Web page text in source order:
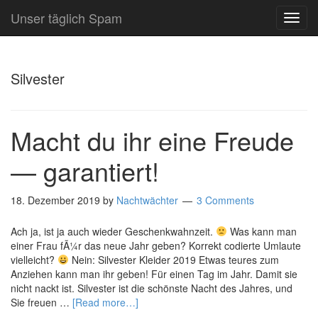
Unser täglich Spam
Silvester
Macht du ihr eine Freude
— garantiert!
18. Dezember 2019 by Nachtwächter 3 Comments
Ach ja, ist ja auch wieder Geschenkwahnzeit.
Was kann man
einer Frau fÃ¼r das neue Jahr geben? Korrekt codierte Umlaute
vielleicht?
Nein: Silvester Kleider 2019 Etwas teures zum
Anziehen kann man ihr geben! Für einen Tag im Jahr. Damit sie
nicht nackt ist. Silvester ist die schönste Nacht des Jahres, und
Sie freuen … [Read more…]